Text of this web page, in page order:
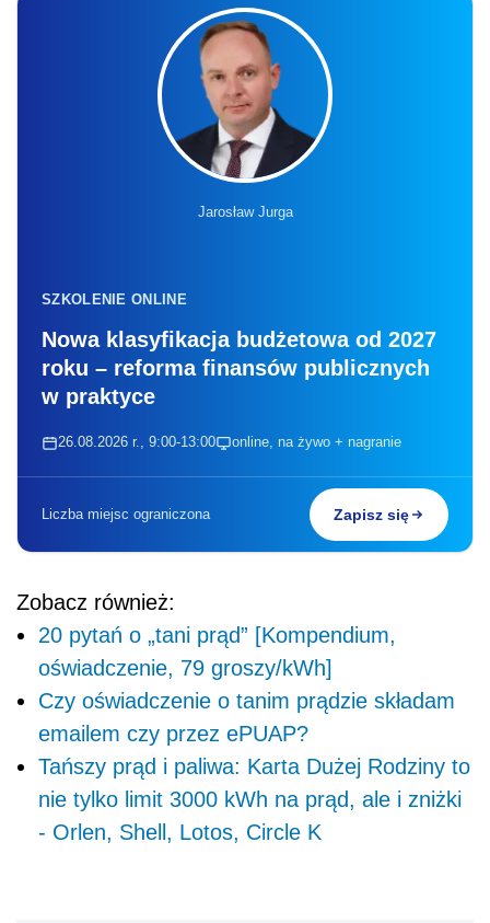
Jarosław Jurga
SZKOLENIE ONLINE
Nowa klasyfikacja budżetowa od 2027
roku – reforma finansów publicznych
w praktyce
26.08.2026 r., 9:00-13:00 online, na żywo + nagranie
Liczba miejsc ograniczona Zapisz się
Zobacz również:
20 pytań o „tani prąd” [Kompendium,
oświadczenie, 79 groszy/kWh]
Czy oświadczenie o tanim prądzie składam
emailem czy przez ePUAP?
Tańszy prąd i paliwa: Karta Dużej Rodziny to
nie tylko limit 3000 kWh na prąd, ale i zniżki
- Orlen, Shell, Lotos, Circle K